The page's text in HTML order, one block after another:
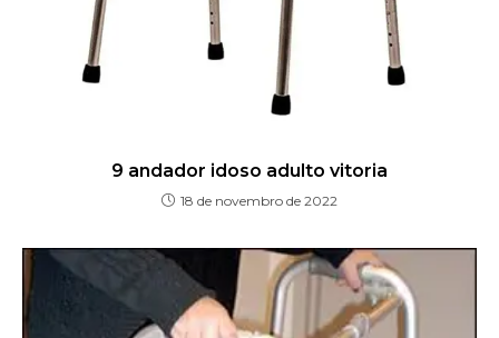
9 andador idoso adulto vitoria
18 de novembro de 2022